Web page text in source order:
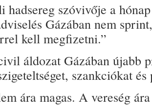
hadsereg szóvivője a
Gázában nem
kell megfizetni.”
áldozat Gázában újabb
szankciókat
ára magas. A vereség